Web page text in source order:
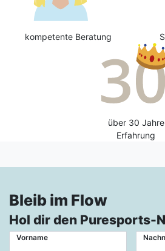
kompetente Beratung
über 30 Jahre
Erfahrung
Bleib im Flow
Hol dir den Puresports-
Vorname